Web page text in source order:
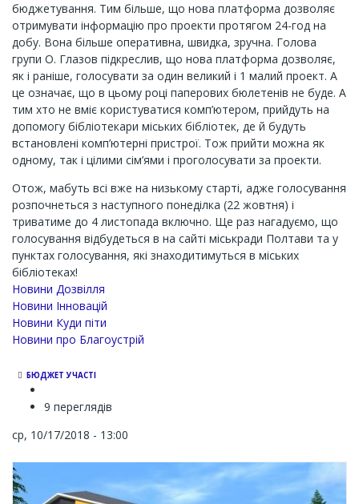
бюджетування. Тим більше, що нова платформа дозволяє
отримувати інформацію про проекти протягом 24-год на
добу. Вона більше оперативна, швидка, зручна. Голова
групи О. Глазов підкреслив, що нова платформа дозволяє,
як і раніше, голосувати за один великий і 1 малий проект. А
це означає, що в цьому році паперових бюлетенів не буде. А
тим хто не вміє користуватися комп’ютером, прийдуть на
допомогу бібліотекари міських бібліотек, де й будуть
встановлені комп’ютерні пристрої. Тож прийти можна як
одному, так і цілими сім’ями і проголосувати за проекти.
Отож, мабуть всі вже на низькому старті, адже голосування
розпочнеться з наступного понеділка (22 жовтня) і
триватиме до 4 листопада включно. Ще раз нагадуємо, що
голосування відбудеться в на сайті міськради Полтави та у
пунктах голосування, які знаходитимуться в міських
бібліотеках!
Новини Дозвілля
Новини Інновацій
Новини Куди піти
Новини про Благоустрій
БЮДЖЕТ УЧАСТІ
9 переглядів
ср, 10/17/2018 - 13:00